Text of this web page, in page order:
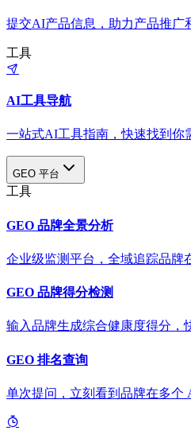
提交AI产品信息，助力产品推广
工具
AI工具导航
一站式AI工具指南，快速找到你
GEO 平台
工具
GEO 品牌全景分析
企业级监测平台，全域追踪品牌
GEO 品牌得分检测
输入品牌生成综合健康度得分，
GEO 排名查询
单次提问，立刻看到品牌在多个